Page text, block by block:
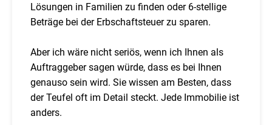
Lösungen in Familien zu finden oder 6-stellige
Beträge bei der Erbschaftsteuer zu sparen.
Aber ich wäre nicht seriös, wenn ich Ihnen als
Auftraggeber sagen würde, dass es bei Ihnen
genauso sein wird. Sie wissen am Besten, dass
der Teufel oft im Detail steckt. Jede Immobilie ist
anders.